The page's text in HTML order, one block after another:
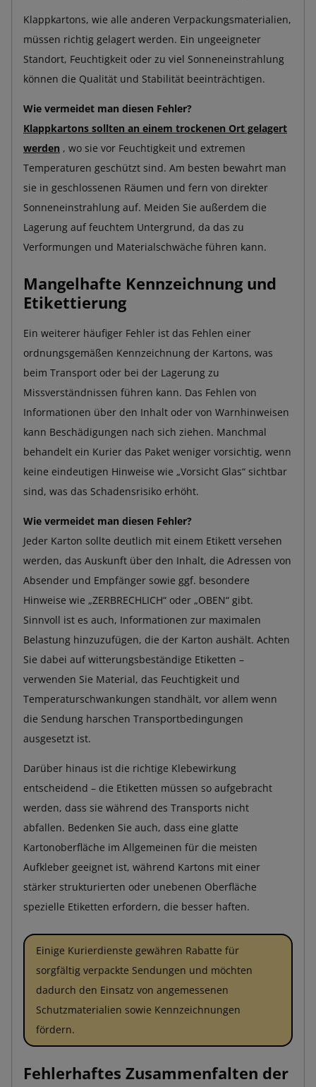
Klappkartons, wie alle anderen Verpackungsmaterialien,
müssen richtig gelagert werden. Ein ungeeigneter
Standort, Feuchtigkeit oder zu viel Sonneneinstrahlung
können die Qualität und Stabilität beeinträchtigen.
Wie vermeidet man diesen Fehler?
Klappkartons sollten an einem trockenen Ort gelagert
werden , wo sie vor Feuchtigkeit und extremen
Temperaturen geschützt sind. Am besten bewahrt man
sie in geschlossenen Räumen und fern von direkter
Sonneneinstrahlung auf. Meiden Sie außerdem die
Lagerung auf feuchtem Untergrund, da das zu
Verformungen und Materialschwäche führen kann.
Mangelhafte Kennzeichnung und
Etikettierung
Ein weiterer häufiger Fehler ist das Fehlen einer
ordnungsgemäßen Kennzeichnung der Kartons, was
beim Transport oder bei der Lagerung zu
Missverständnissen führen kann. Das Fehlen von
Informationen über den Inhalt oder von Warnhinweisen
kann Beschädigungen nach sich ziehen. Manchmal
behandelt ein Kurier das Paket weniger vorsichtig, wenn
keine eindeutigen Hinweise wie „Vorsicht Glas“ sichtbar
sind, was das Schadensrisiko erhöht.
Wie vermeidet man diesen Fehler?
Jeder Karton sollte deutlich mit einem Etikett versehen
werden, das Auskunft über den Inhalt, die Adressen von
Absender und Empfänger sowie ggf. besondere
Hinweise wie „ZERBRECHLICH“ oder „OBEN“ gibt.
Sinnvoll ist es auch, Informationen zur maximalen
Belastung hinzuzufügen, die der Karton aushält. Achten
Sie dabei auf witterungsbeständige Etiketten –
verwenden Sie Material, das Feuchtigkeit und
Temperaturschwankungen standhält, vor allem wenn
die Sendung harschen Transportbedingungen
ausgesetzt ist.
Darüber hinaus ist die richtige Klebewirkung
entscheidend – die Etiketten müssen so aufgebracht
werden, dass sie während des Transports nicht
abfallen. Bedenken Sie auch, dass eine glatte
Kartonoberfläche im Allgemeinen für die meisten
Aufkleber geeignet ist, während Kartons mit einer
stärker strukturierten oder unebenen Oberfläche
spezielle Etiketten erfordern, die besser haften.
Einige Kurierdienste gewähren Rabatte für
sorgfältig verpackte Sendungen und möchten
dadurch den Einsatz von angemessenen
Schutzmaterialien sowie Kennzeichnungen
fördern.
Fehlerhaftes Zusammenfalten der